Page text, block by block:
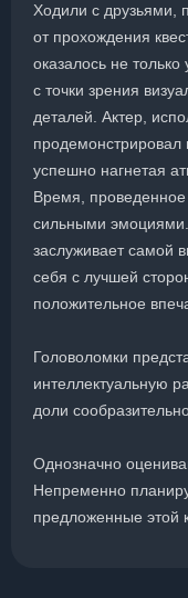
Ходили с друзьями,
от прохождения
оказалось не
с точки зрения
деталей. Актер,
продемонстрировал
успешно нагнетая
Время,
сильными
заслуживает самой
себя с лучшей
положительное
Головоломки
интеллектуальную
доли
Однозначно
Непременно
предложенные этой